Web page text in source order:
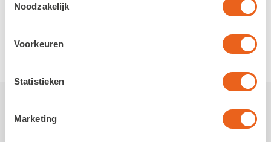
Noodzakelijk
Voorkeuren
Statistieken
MarketingMeer nieuws van de Koloniën